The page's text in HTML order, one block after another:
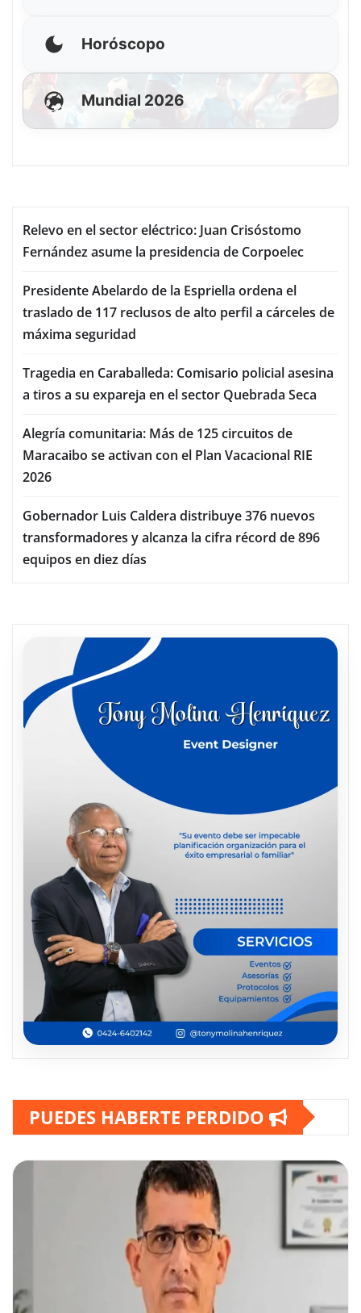
Horóscopo
Mundial 2026
Relevo en el sector eléctrico: Juan Crisóstomo
Fernández asume la presidencia de Corpoelec
Presidente Abelardo de la Espriella ordena el
traslado de 117 reclusos de alto perfil a cárceles de
máxima seguridad
Tragedia en Caraballeda: Comisario policial asesina
a tiros a su expareja en el sector Quebrada Seca
Alegría comunitaria: Más de 125 circuitos de
Maracaibo se activan con el Plan Vacacional RIE
2026
Gobernador Luis Caldera distribuye 376 nuevos
transformadores y alcanza la cifra récord de 896
equipos en diez días
PUEDES HABERTE PERDIDO